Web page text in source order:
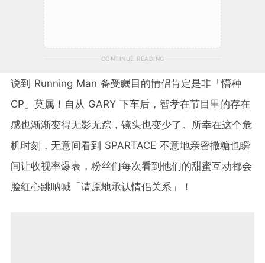
CONTINUE READING
说到 Running Man 备受瞩目的情侣肯定是非「懵种
CP」莫属！自从 GARY 下车后，智孝在节目里的存在
感也渐渐变得无影无踪，镜头也变少了。所幸在这个危
机时刻，无意间看到 SPARTACE 不意地亲密撒糖也瞬
间让收视率爆表，粉丝们每次看到他们的甜蜜互动都会
脸红心跳呐喊「请原地承认情侣关系」！